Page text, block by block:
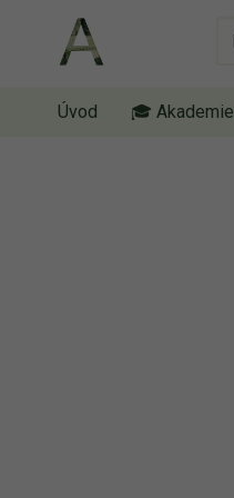
Úvod 🎓 Akademie